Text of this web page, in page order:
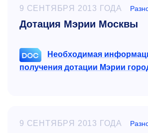
9 СЕНТЯБРЯ 2013 ГОДА
Дотация Мэрии Москвы
Необходимая
получения дотации Мэрии
9 СЕНТЯБРЯ 2013 ГОДА